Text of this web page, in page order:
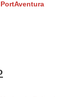
PortAventura